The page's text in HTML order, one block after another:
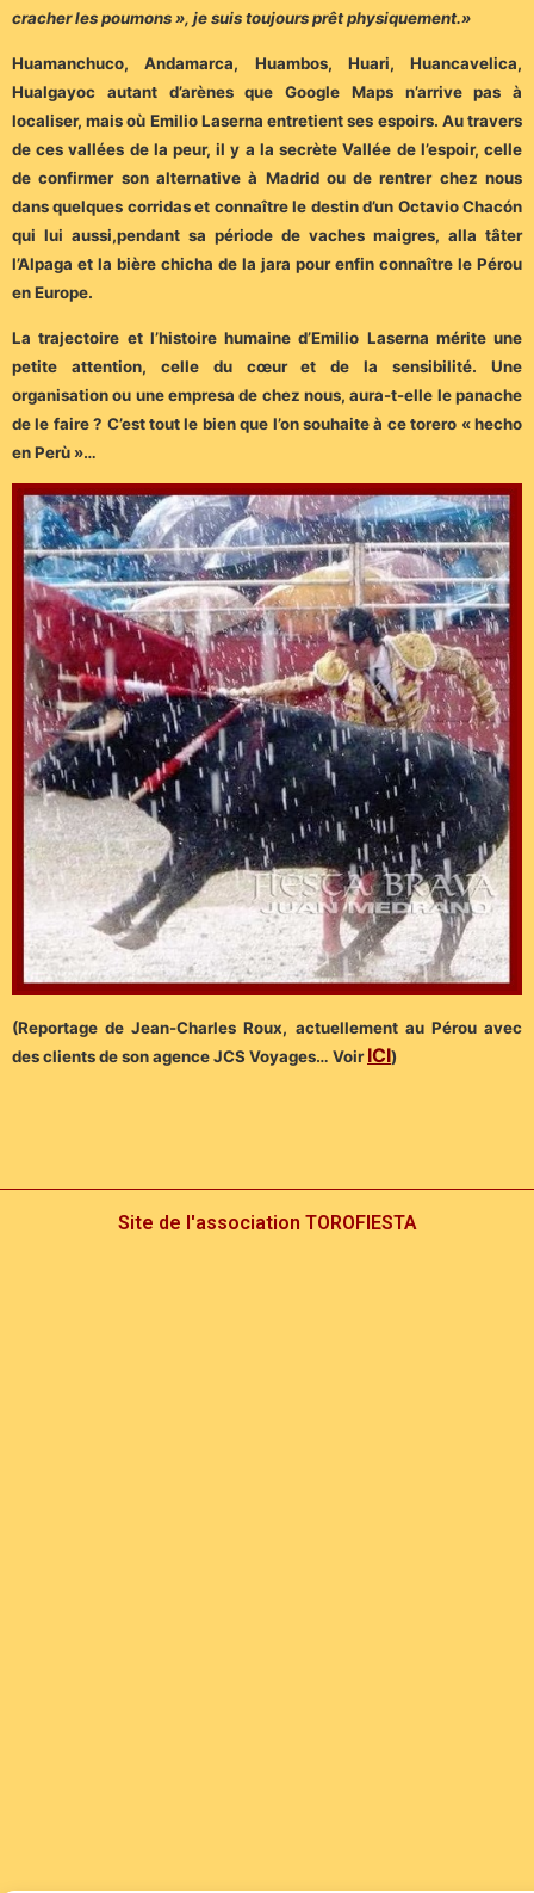
cracher les poumons », je suis toujours prêt physiquement.»
Huamanchuco, Andamarca, Huambos, Huari, Huancavelica,
Hualgayoc autant d’arènes que Google Maps n’arrive pas à
localiser, mais où Emilio Laserna entretient ses espoirs. Au travers
de ces vallées de la peur, il y a la secrète Vallée de l’espoir, celle
de confirmer son alternative à Madrid ou de rentrer chez nous
dans quelques corridas et connaître le destin d’un Octavio Chacón
qui lui aussi,pendant sa période de vaches maigres, alla tâter
l’Alpaga et la bière chicha de la jara pour enfin connaître le Pérou
en Europe.
La trajectoire et l’histoire humaine d’Emilio Laserna mérite une
petite attention, celle du cœur et de la sensibilité. Une
organisation ou une empresa de chez nous, aura-t-elle le panache
de le faire ? C’est tout le bien que l’on souhaite à ce torero « hecho
en Perù »…
(Reportage de Jean-Charles Roux, actuellement au Pérou avec
des clients de son agence JCS Voyages… VoirICI)
Site de l'association TOROFIESTA